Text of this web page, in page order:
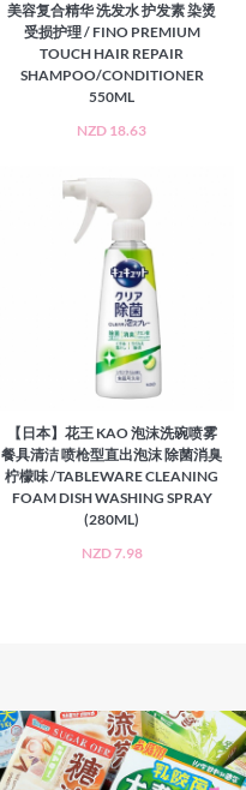
美容复合精华 洗发水 护发素 染烫
受损护理 / FINO PREMIUM
TOUCH HAIR REPAIR
SHAMPOO/CONDITIONER
550ML
NZD 18.63
【日本】花王 KAO 泡沫洗碗喷雾
餐具清洁 喷枪型直出泡沫 除菌消臭
柠檬味 /TABLEWARE CLEANING
FOAM DISH WASHING SPRAY
(280ML)
NZD 7.98